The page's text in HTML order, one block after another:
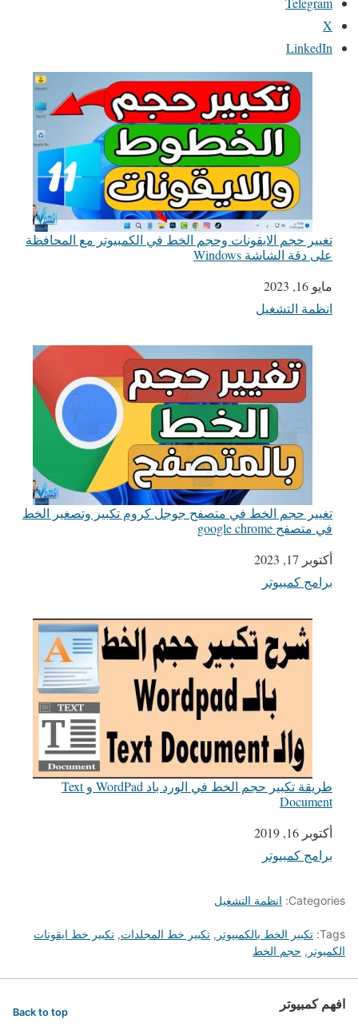
X
LinkedIn
تغيير حجم الايقونات وحجم الخط في الكمبيوتر مع المحافظة
على دقة الشاشة Windows
التاريخ
مايو 16, 2023
في ما يتعلق بما يأتي
انظمة التشغيل
تغيير حجم الخط في متصفح جوجل كروم تكبير وتصغير الخط
في متصفح google chrome
التاريخ
أكتوبر 17, 2023
في ما يتعلق بما يأتي
برامج كمبيوتر
طريقة تكبير حجم الخط في الورد باد WordPad و Text
Document
التاريخ
أكتوبر 16, 2019
في ما يتعلق بما يأتي
برامج كمبيوتر
Categories: انظمة التشغيل
Tags: تكبير الخط بالكمبيوتر , تكبير خط المجلدات, تكبير خط ايقونات
الكميوتر , حجم الخط
افهم كمبيوتر Back to top